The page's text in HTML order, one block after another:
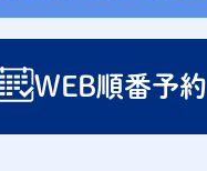
WEB順番予約